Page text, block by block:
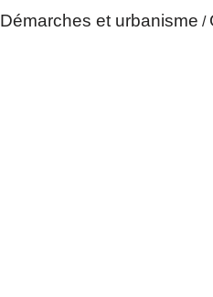
Démarches et urbanisme /